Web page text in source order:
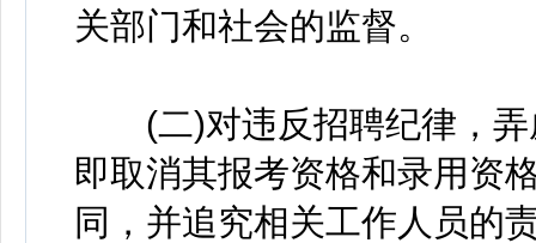
关部门和社会的监督。
(二)对违反招聘纪律，弄
即取消其报考资格和录用资
同，并追究相关工作人员的